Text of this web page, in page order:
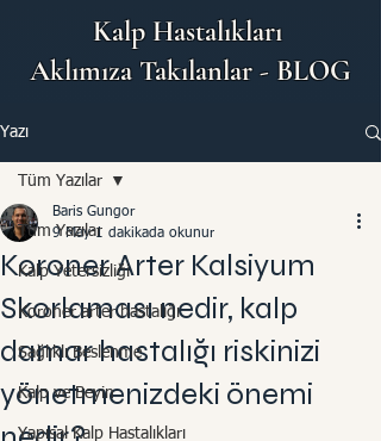
Kalp Hastalıkları
Aklımıza Takılanlar - BLOG
Yazı
Tüm Yazılar
Kalp Yetersizliği
Koroner arter hastalığı
Sağlıklı Beslenme
Kalp ve Beyin
Yapısal Kalp Hastalıkları
Tüm Yazılar
Koroner Arter Kalsiyum
Skorlaması nedir, kalp
damar hastalığı riskinizi
yönetmenizdeki önemi
Baris Gungor
9 May 1 dakikada okunur